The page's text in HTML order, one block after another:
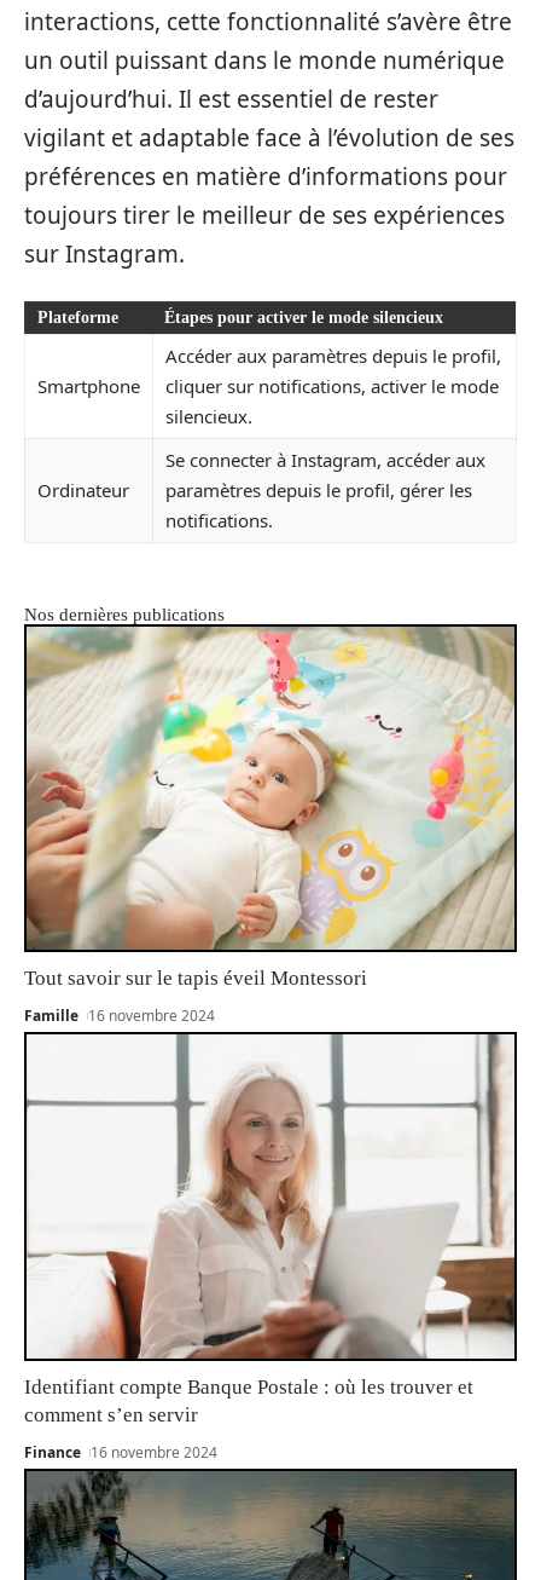
interactions, cette fonctionnalité s’avère être
un outil puissant dans le monde numérique
d’aujourd’hui. Il est essentiel de rester
vigilant et adaptable face à l’évolution de ses
préférences en matière d’informations pour
toujours tirer le meilleur de ses expériences
sur Instagram.
Plateforme Étapes pour activer le mode silencieux
Smartphone
Accéder aux paramètres depuis le profil,
cliquer sur notifications, activer le mode
silencieux.
Ordinateur
Se connecter à Instagram, accéder aux
paramètres depuis le profil, gérer les
notifications.
Nos dernières publications
Tout savoir sur le tapis éveil Montessori
Famille 16 novembre 2024
Identifiant compte Banque Postale : où les trouver et
comment s’en servir
Finance 16 novembre 2024